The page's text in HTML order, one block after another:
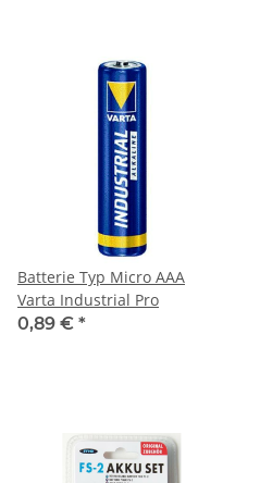
Batterie Typ Micro AAA
Varta Industrial Pro
0,89 € *